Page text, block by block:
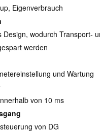
Eigenverbrauch
Design, wodurch Transport-
werden
und Wartung
von 10 ms
von DG